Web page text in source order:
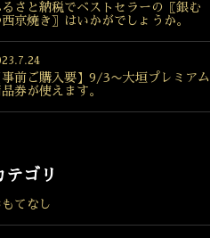
るさと納税でベストセラーの〖銀む
西京焼き〗はいかがでしょうか。
事前ご購入要】9/3〜大垣プレミアム
券が使えます。
テゴリ
もてなし